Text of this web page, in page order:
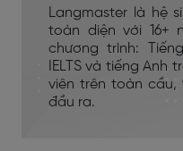
Langmaster là hệ
toàn diện với 16+
chương trình:
IELTS và tiếng Anh
viên trên toàn cầu,
đầu ra.